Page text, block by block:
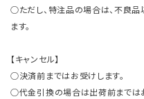
○ただし、特注品の場合は、不良
ます。
【キャンセル】
○決済前まではお受けします。
○代金引換の場合は出荷前までは